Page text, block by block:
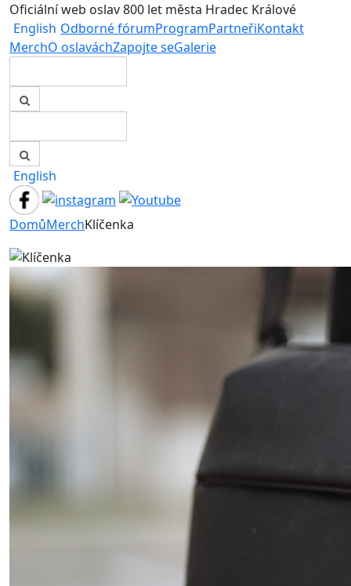
Oficiální web oslav 800 let města Hradec Králové
English Odborné fórumProgramPartneřiKontakt
MerchO oslaváchZapojte seGalerie
English
DomůMerchKlíčenka